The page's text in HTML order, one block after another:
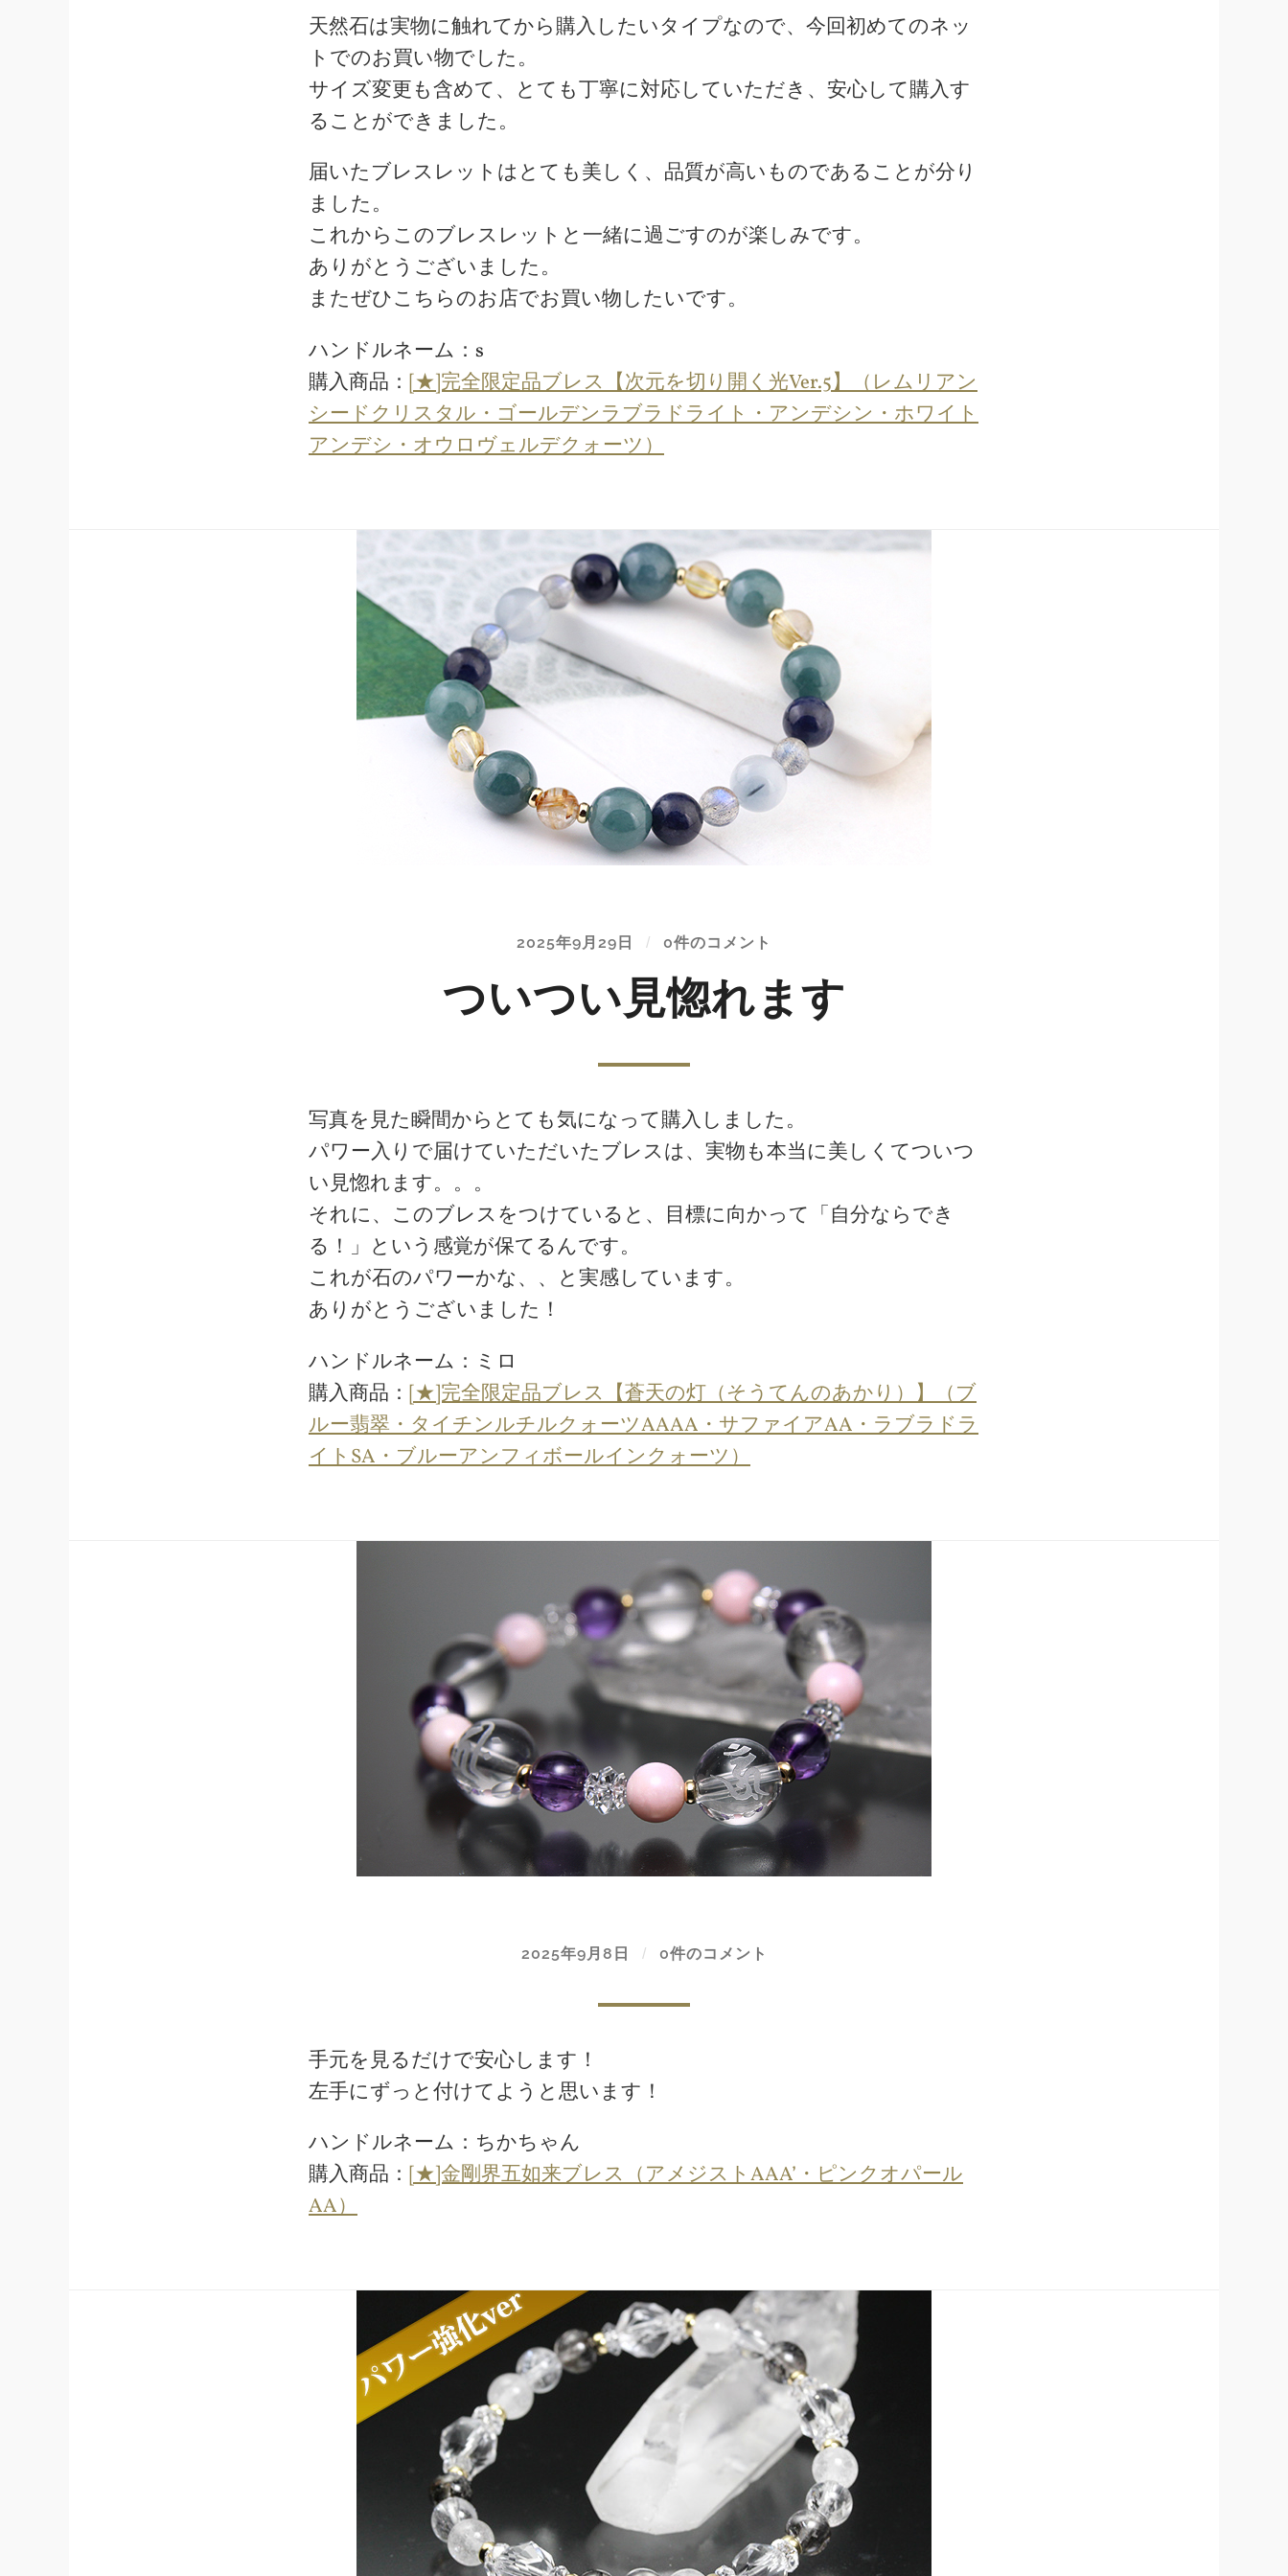
天然石は実物に触れてから購入したいタイプなので、今回初めてのネッ
トでのお買い物でした。
サイズ変更も含めて、とても丁寧に対応していただき、安心して購入す
ることができました。
届いたブレスレットはとても美しく、品質が高いものであることが分り
ました。
これからこのブレスレットと一緒に過ごすのが楽しみです。
ありがとうございました。
またぜひこちらのお店でお買い物したいです。
ハンドルネーム：s
購入商品： [★]完全限定品ブレス【次元を切り開く光Ver.5】（レムリアン
シードクリスタル・ゴールデンラブラドライト・アンデシン・ホワイト
アンデシ・オウロヴェルデクォーツ）
2025年9月29日 / 0件のコメント
ついつい見惚れます
写真を見た瞬間からとても気になって購入しました。
パワー入りで届けていただいたブレスは、実物も本当に美しくてついつ
い見惚れます。。。
それに、このブレスをつけていると、目標に向かって「自分ならでき
る！」という感覚が保てるんです。
これが石のパワーかな、、と実感しています。
ありがとうございました！
ハンドルネーム：ミロ
購入商品： [★]完全限定品ブレス【蒼天の灯（そうてんのあかり）】（ブ
ルー翡翠・タイチンルチルクォーツAAAA・サファイアAA・ラブラドラ
イトSA・ブルーアンフィボールインクォーツ）
2025年9月8日 / 0件のコメント
手元を見るだけで安心します！
左手にずっと付けてようと思います！
ハンドルネーム：ちかちゃん
購入商品： [★]金剛界五如来ブレス（アメジストAAA’・ピンクオパール
AA）